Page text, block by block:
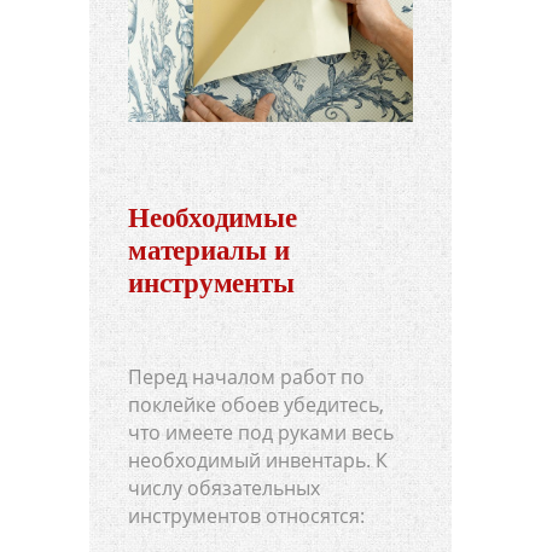
Необходимые
материалы и
инструменты
Перед началом работ по
поклейке обоев убедитесь,
что имеете под руками весь
необходимый инвентарь. К
числу обязательных
инструментов относятся: